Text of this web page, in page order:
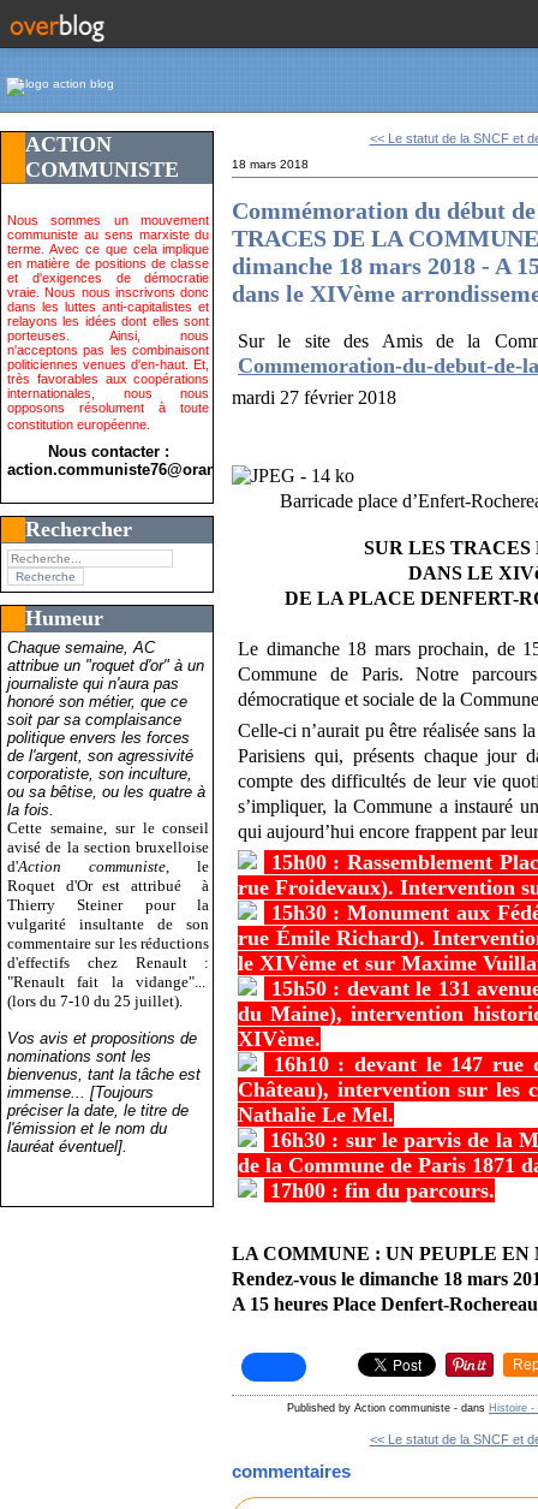
ACTION
COMMUNISTE
Nous sommes un mouvement
communiste au sens marxiste du
terme. Avec ce que cela implique
en matière de positions de classe
et d'exigences de démocratie
vraie. Nous nous inscrivons donc
dans les luttes anti-capitalistes et
relayons les idées dont elles sont
porteuses. Ainsi, nous
n'acceptons pas les combinaisont
politiciennes venues d'en-haut. Et,
très favorables aux coopérations
internationales, nous nous
opposons résolument à toute
constitution européenne.
Nous contacter :
action.communiste76@orange.fr>
Rechercher
Humeur
Chaque semaine, AC
attribue un "roquet d'or" à un
journaliste qui n'aura pas
honoré son métier, que ce
soit par sa complaisance
politique envers les forces
de l'argent, son agressivité
corporatiste, son inculture,
ou sa bêtise, ou les quatre à
la fois.
Cette semaine, sur le conseil
avisé de la section bruxelloise
d'Action communiste , le
Roquet d'Or est attribué
à
Thierry Steiner pour la
vulgarité insultante de son
commentaire sur les réductions
d'effectifs chez Renault :
"Renault fait la vidange"...
(lors du 7-10 du 25 juillet).
Vos avis et propositions de
nominations sont les
bienvenus, tant la tâche est
immense... [Toujours
préciser la date, le titre de
l'émission et le nom du
lauréat éventuel].
<< Le statut de la SNCF et
18 mars 2018
Commémoration du début
TRACES DE LA
dimanche 18 mars 2018 - A
dans le XIVème
Sur le site des Amis de la
Commemoration-du-debut-de-
mardi 27 février 2018
Barricade place d’Enfert-
SUR LES
DANS LE
DE LA PLACE DENFERT-
Le dimanche 18 mars prochain, de
Commune de Paris. Notre
démocratique et sociale de la
Celle-ci n’aurait pu être réalisée sans
Parisiens qui, présents chaque jour
compte des difficultés de leur vie
s’impliquer, la Commune a instauré
qui aujourd’hui encore frappent par
15h00 : Rassemblement
rue Froidevaux). Intervention
15h30 : Monument aux
rue Émile Richard).
le XIVème et sur Maxime
15h50 : devant le 131
du Maine), intervention
XIVème.
16h10 : devant le 147 rue
Château), intervention sur les
Nathalie Le Mel.
16h30 : sur le parvis de la
de la Commune de Paris 1871
17h00 : fin du parcours.
LA COMMUNE : UN PEUPLE EN
Rendez-vous le dimanche 18 mars
A 15 heures Place Denfert-
Published by Action communiste - dans Histoire -
<< Le statut de la SNCF et
commentaires